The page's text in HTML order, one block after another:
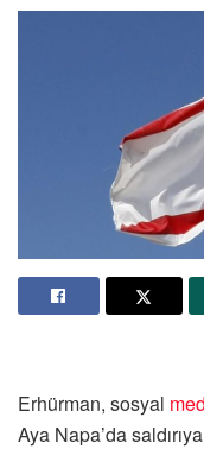
Erhürman, sosyal
Aya Napa’da